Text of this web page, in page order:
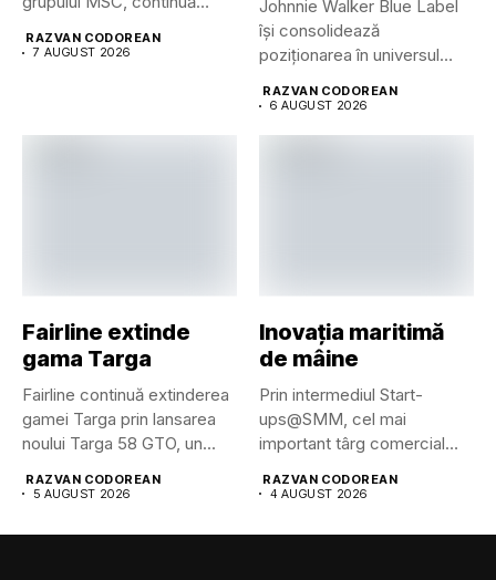
RAZVAN CODOREAN
7 AUGUST 2026
Johnnie Walker Blue Label
își consolidează
poziționarea în universul
RAZVAN CODOREAN
6 AUGUST 2026
Fairline extinde
gama Targa
Fairline continuă extinderea
gamei Targa prin lansarea
noului Targa 58 GTO, un...
RAZVAN CODOREAN
5 AUGUST 2026
Inovația maritimă
de mâine
Prin intermediul Start-
ups@SMM, cel mai
important târg comercial
RAZVAN CODOREAN
4 AUGUST 2026